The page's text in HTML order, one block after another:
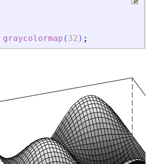
graycolormap ( 32 ) ;